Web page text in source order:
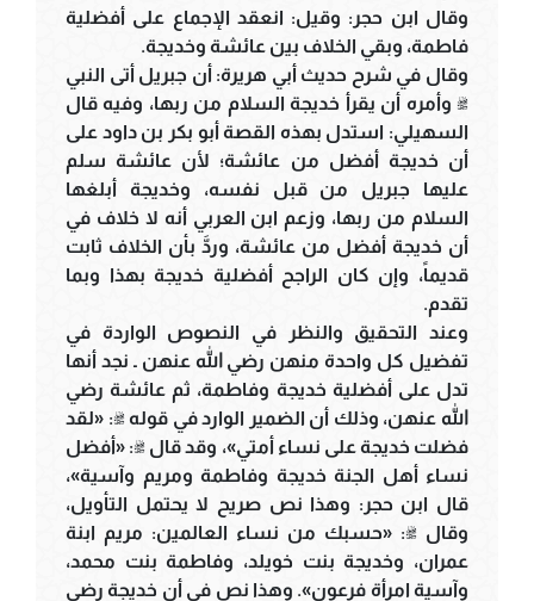
وقال ابن حجر: وقيل: انعقد الإجماع على أفضلية
فاطمة، وبقي الخلاف بين عائشة وخديجة.
وقال في شرح حديث أبي هريرة: أن جبريل أتى النبي
ﷺ وأمره أن يقرأ خديجة السلام من ربها، وفيه قال
السهيلي: استدل بهذه القصة أبو بكر بن داود على
أن خديجة أفضل من عائشة؛ لأن عائشة سلم
عليها جبريل من قبل نفسه، وخديجة أبلغها
السلام من ربها، وزعم ابن العربي أنه لا خلاف في
أن خديجة أفضل من عائشة، وردَّ بأن الخلاف ثابت
قديماً، وإن كان الراجح أفضلية خديجة بهذا وبما
تقدم.
وعند التحقيق والنظر في النصوص الواردة في
تفضيل كل واحدة منهن رضي الله عنهن ـ نجد أنها
تدل على أفضلية خديجة وفاطمة، ثم عائشة رضي
الله عنهن، وذلك أن الضمير الوارد في قوله ﷺ: «لقد
فضلت خديجة على نساء أمتي»، وقد قال ﷺ: «أفضل
نساء أهل الجنة خديجة وفاطمة ومريم وآسية»،
قال ابن حجر: وهذا نص صريح لا يحتمل التأويل،
وقال ﷺ: «حسبك من نساء العالمين: مريم ابنة
عمران، وخديجة بنت خويلد، وفاطمة بنت محمد،
وآسية امرأة فرعون». وهذا نص في أن خديجة رضي